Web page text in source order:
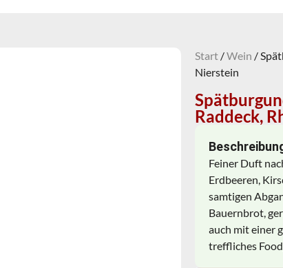
Start /Wein /
Nierstein
Raddeck,
Feiner Duft
Erdbeeren,
samtigen
Bauernbrot,
auch mit einer
treffliches